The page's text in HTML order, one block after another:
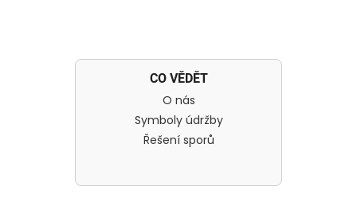
CO VĚDĚT
O nás
Symboly údržby
Řešení sporů